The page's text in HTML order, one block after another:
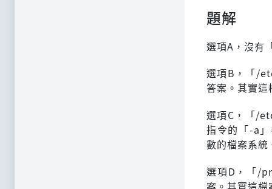
題解
選項A，沒有
選項B，「/
答案。其實
選項C，「/
指令的「-a
數的檔案系統
選項D，「/
案。其實這